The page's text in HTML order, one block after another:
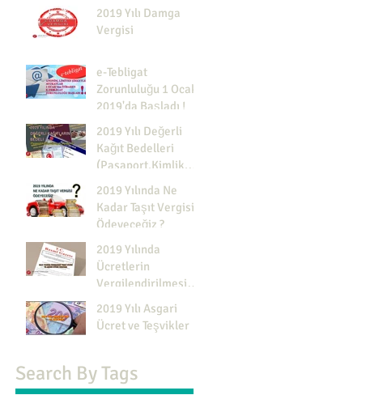
2019 Yılı Damga
Vergisi
e-Tebligat
Zorunluluğu 1 Ocak
2019'da Başladı !
2019 Yılı Değerli
Kağıt Bedelleri
(Pasaport,Kimlik,Çe
k yaprağı vb.)
2019 Yılında Ne
Kadar Taşıt Vergisi
Ödeyeceğiz ?
2019 Yılında
Ücretlerin
Vergilendirilmesind
e Uygulanacak
Tarife ile Diğer
çeşitli Had ve
2019 Yılı Asgari
Ücret ve Teşvikler
Search By Tags